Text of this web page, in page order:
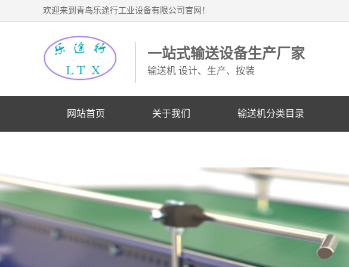
欢迎来到青岛乐途行工业设备有限公司官网！
一站式输送设备生产厂家
输送机 设计、生产、按装
网站首页 关于我们 输送机分类目录